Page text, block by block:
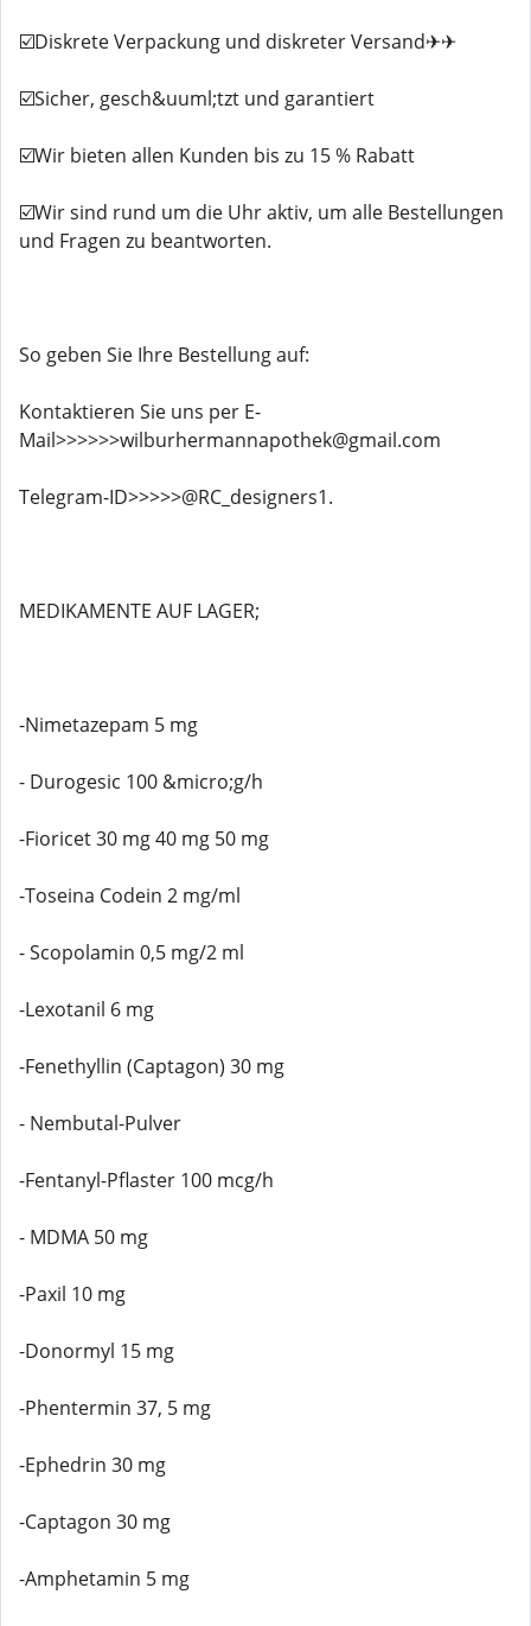
☑️Diskrete Verpackung und diskreter Versand✈✈
☑️Sicher, gesch&uuml;tzt und garantiert
☑️Wir bieten allen Kunden bis zu 15 % Rabatt
☑️Wir sind rund um die Uhr aktiv, um alle Bestellungen
und Fragen zu beantworten.
So geben Sie Ihre Bestellung auf:
Kontaktieren Sie uns per E-
Mail>>>>>>wilburhermannapothek@gmail.com
Telegram-ID>>>>>@RC_designers1.
MEDIKAMENTE AUF LAGER;
-Nimetazepam 5 mg
- Durogesic 100 &micro;g/h
-Fioricet 30 mg 40 mg 50 mg
-Toseina Codein 2 mg/ml
- Scopolamin 0,5 mg/2 ml
-Lexotanil 6 mg
-Fenethyllin (Captagon) 30 mg
- Nembutal-Pulver
-Fentanyl-Pflaster 100 mcg/h
- MDMA 50 mg
-Paxil 10 mg
-Donormyl 15 mg
-Phentermin 37, 5 mg
-Ephedrin 30 mg
-Captagon 30 mg
-Amphetamin 5 mg